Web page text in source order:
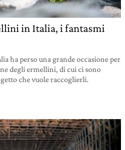
in Italia, i fantasmi
ha perso una grande occasione per
degli ermellini, di cui ci sono
che vuole raccoglierli.